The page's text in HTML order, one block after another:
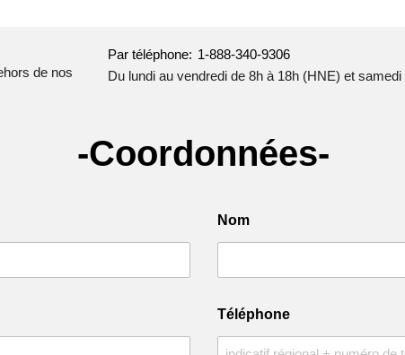
de nos
Par téléphone: 1-888-340-9306
Du lundi au vendredi de 8h à 18h (HNE) et
-Coordonnées-
Nom
Téléphone